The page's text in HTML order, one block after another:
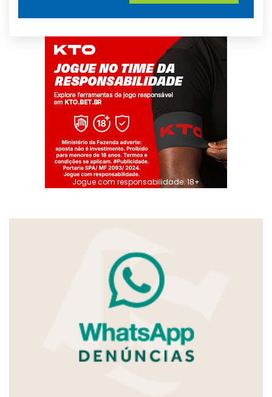
Jogue com responsabilidade. 18+